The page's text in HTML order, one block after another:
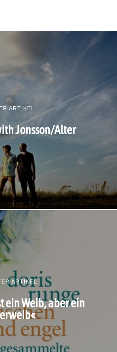
ARTIKEL
Jonsson/Alter
ARTIKEL
ein Weib, aber ein